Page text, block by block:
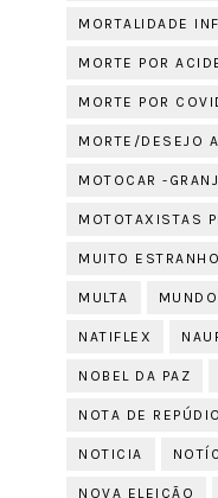
MORTALIDADE
MORTE POR
MORTE POR
MORTE/DESEJO
MOTOCAR -
MOTOTAXISTAS
MUITO
MULTA MUNDO
NATIFLEX
NOBEL DA PAZ
NOTA DE REPÚDIO
NOTICIA
NOVA ELEIÇÃO